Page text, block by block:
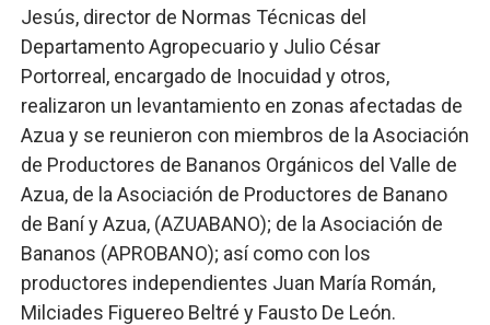
Jesús, director de Normas Técnicas del
Departamento Agropecuario y Julio César
Portorreal, encargado de Inocuidad y otros,
realizaron un levantamiento en zonas afectadas de
Azua y se reunieron con miembros de la Asociación
de Productores de Bananos Orgánicos del Valle de
Azua, de la Asociación de Productores de Banano
de Baní y Azua, (AZUABANO); de la Asociación de
Bananos (APROBANO); así como con los
productores independientes Juan María Román,
Milciades Figuereo Beltré y Fausto De León.